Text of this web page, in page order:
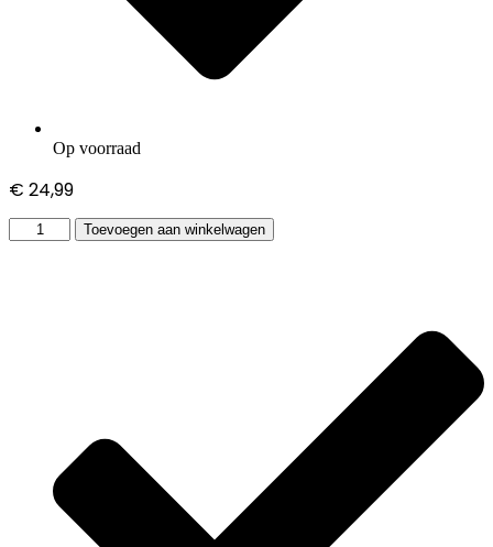
Op voorraad
€ 24,99
Toshiba
Satellite
Toevoegen aan winkelwagen